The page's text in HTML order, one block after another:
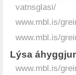
vatnsglasi/
www.mbl.is/
www.mbl.is/
Lýsa
www.mbl.is/